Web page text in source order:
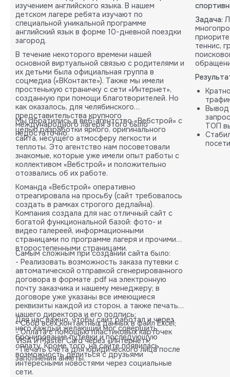
изучением английского языка. В нашем
детском лагере ребята изучают по
специальной уникальной программе
английский язык в форме 10-дневной поездки
загород.
В течение некоторого времени нашей
основной виртуальной связью с родителями и
их детьми была официальная группа в
соцмедиа («ВКонтакте»). Также мы имели
простенькую страничку с сети «Интернет»,
созданную при помощи благотворителей. Но
как оказалось, для челябинского
представительства крупного
международного лагеря этого было
недостаточно.
Мы обратились в веб-агентство «Вебстрой» с
целью разработки яркого, оригинального
сайта, несущего атмосферу легкости и
теплоты. Это агентство нам посоветовали
знакомые, которые уже имели опыт работы с
коллективом «Вебстрой» и положительно
отозвались об их работе.
Команда «Вебстрой» оперативно
отреагировала на просьбу (сайт требовалось
создать в рамках строгого дедлайна).
Компания создала для нас отличный сайт с
богатой функциональной базой: фото- и
видео галереей, информационными
страницами по программе лагеря и прочими
второстепенными страницами.
Самым сложным при создании сайта было:
- Реализовать возможность заказа путевки с
автоматической отправкой сгенерированного
договора в формате .pdf на электронную
почту заказчика и нашему менеджеру; в
договоре уже указаны все имеющиеся
реквизиты каждой из сторон, а также печать
нашего директора и его подпись;
- Сбор всех контактных данных в файл Excel;
- Оплата с помощью пластиковых карточек
VISA и Master Card через «Интернет»;
- Печать счета для юридического лица после
заполнения анкеты.
Для нас важно, чтобы сайт работал и через
него каждый желающий мог совершить
бронирование путевки и последующую
оплату. Кроме того, на сайте появилась
возможность делиться с друзьями
интересными новостями через социальные
сети.
Задача:
теннис,
ТОП